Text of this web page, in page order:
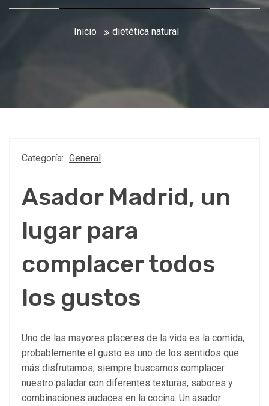
Inicio dietética natural
Categoría: General
Asador Madrid, un
lugar para
complacer todos
los gustos
Uno de las mayores placeres de la vida es la comida,
probablemente el gusto es uno de los sentidos que
más disfrutamos, siempre buscamos complacer
nuestro paladar con diferentes texturas, sabores y
combinaciones audaces en la cocina. Un asador